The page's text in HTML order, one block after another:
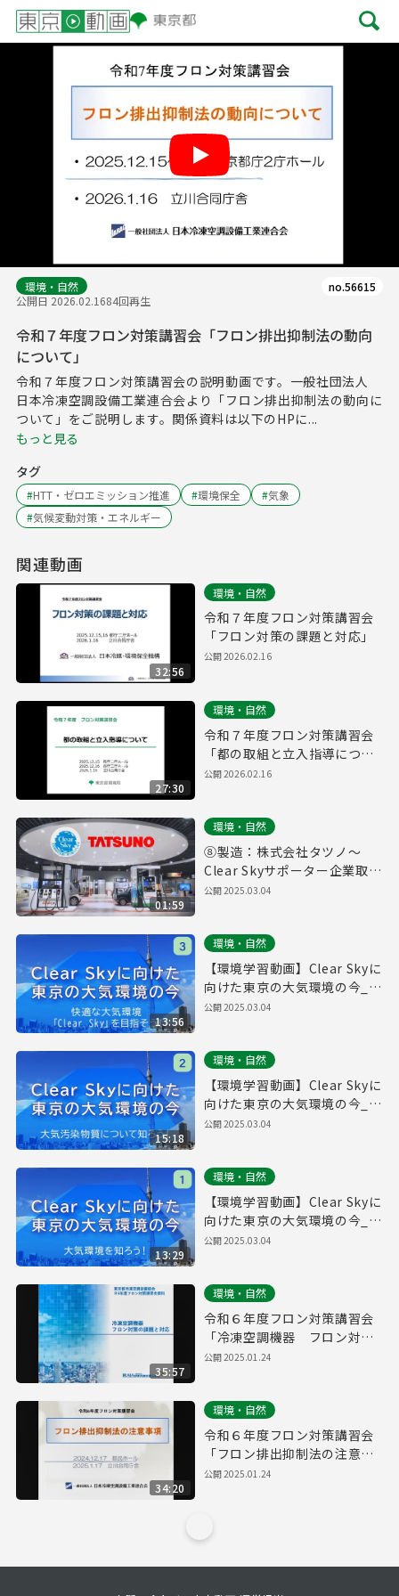
環境・自然
公開日 2026.02.1684回再生
no.56615
令和７年度フロン対策講習会「フロン排出抑制法の動向
について」
令和７年度フロン対策講習会の説明動画です。一般社団法人
日本冷凍空調設備工業連合会より「フロン排出抑制法の動向に
ついて」をご説明します。関係資料は以下のHPに...
もっと見る
タグ
#HTT・ゼロエミッション推進 #環境保全 #気象
#気候変動対策・エネルギー
関連動画
32:56
環境・自然
令和７年度フロン対策講習会
「フロン対策の課題と対応」
公開2026.02.16
27:30
環境・自然
令和７年度フロン対策講習会
「都の取組と立入指導につい
て」
公開2026.02.16
01:59
環境・自然
⑧製造：株式会社タツノ～
Clear Skyサポーター企業取組
紹介～
公開2025.03.04
13:56
環境・自然
【環境学習動画】Clear Skyに
向けた東京の大気環境の今_③
快適な大気環境「Clear Sky」
公開2025.03.04
15:18
環境・自然
【環境学習動画】Clear Skyに
向けた東京の大気環境の今_②
大気汚染物質について知ろ
公開2025.03.04
13:29
環境・自然
【環境学習動画】Clear Skyに
向けた東京の大気環境の今_①
大気環境を知ろう！
公開2025.03.04
35:57
環境・自然
令和６年度フロン対策講習会
「冷凍空調機器 フロン対策
の課題と対応」
公開2025.01.24
34:20
環境・自然
令和６年度フロン対策講習会
「フロン排出抑制法の注意事
項」
公開2025.01.24